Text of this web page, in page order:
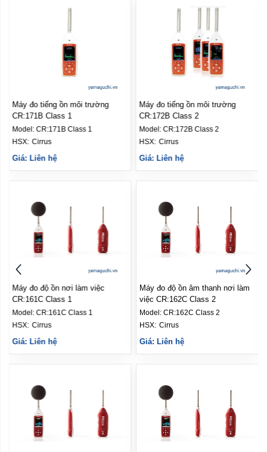
Máy đo tiếng ồn môi trường
CR:172B Class 2
Model:CR:172B Class 2
HSX: Cirrus
Giá: Liên hệ
Máy đo tiếng ồn môi trường
CR:171A Class 1
Model:CR:171A Class 1
HSX: Cirrus
Giá: Liên hệ
Máy đo độ ồn âm thanh nơi làm
việc CR:162C Class 2
Model:CR:162C Class 2
HSX: Cirrus
Giá: Liên hệ
Máy đo độ ồn tại nơi làm việc
CR:161B Class 1
Model: CR:161B Class 1
HSX: Cirrus
Giá: Liên hệ